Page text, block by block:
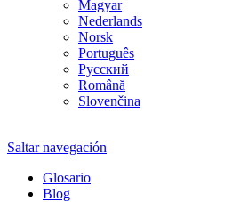
Magyar
Nederlands
Norsk
Português
Русский
Română
Slovenčina
Saltar navegación
Glosario
Blog